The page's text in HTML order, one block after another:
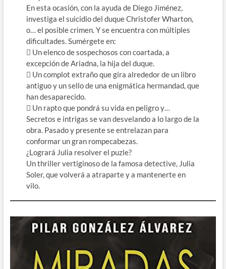
En esta ocasión, con la ayuda de Diego Jiménez,
investiga el suicidio del duque Christofer Wharton,
o… el posible crimen. Y se encuentra con múltiples
dificultades. Sumérgete en:
 Un elenco de sospechosos con coartada, a
excepción de Ariadna, la hija del duque.
 Un complot extraño que gira alrededor de un libro
antiguo y un sello de una enigmática hermandad, que
han desaparecido.
 Un rapto que pondrá su vida en peligro y…
Secretos e intrigas se van desvelando a lo largo de la
obra. Pasado y presente se entrelazan para
conformar un gran rompecabezas.
¿Logrará Julia resolver el puzle?
Un thriller vertiginoso de la famosa detective, Julia
Soler, que volverá a atraparte y a mantenerte en
vilo.